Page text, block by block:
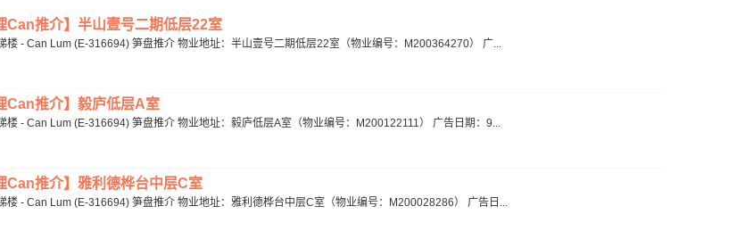
Can推介】半山壹号二期低层22室
楼 - Can Lum (E-316694) 笋盘推介 物业地址：半山壹号二期低层22室（物业编号：M200364270） 广...
Can推介】毅庐低层A室
楼 - Can Lum (E-316694) 笋盘推介 物业地址：毅庐低层A室（物业编号：M200122111） 广告日期：9...
Can推介】雅利德桦台中层C室
楼 - Can Lum (E-316694) 笋盘推介 物业地址：雅利德桦台中层C室（物业编号：M200028286） 广告日...